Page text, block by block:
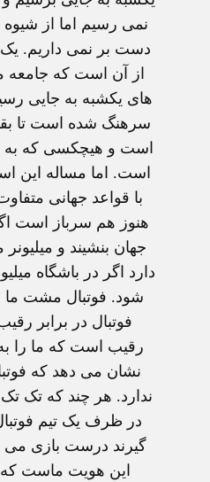
نمی رسيم اما از
دست بر نمی داريم.
از آن است که جامعه
های يکشبه به جايی
سرهنگ شده است تا
است و هيچکسی که به
است. اما مساله اين
با قواعد جهانی
هنوز هم سرباز است
جهان بنشيند و ميليونر
دارد اگر در باشگاه
شود. فوتبال مشت ما
فوتبال در برابر
رقيب است که ما را
نشان می دهد که
ندارد. هر چند که تک
در ظرف يک تيم
گيرند درست بازی می
اين هويت ماست